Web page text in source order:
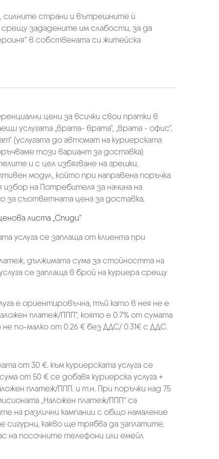
силните страни и вътрешните ѝ
зададените им слабости, за да
в собствената си житейска
цени за всички свои пратки в
услугата „врата- врата“, „врата - офис“,
(услугата до автомат на куриерската
този вариант за доставка)
и с цел избягване на грешки,
модул, който при направена поръчка
на Потребителя за начина на
за съответната цена за доставка.
листа „Спиди“
услуга се заплаща от клиента при
дължимата сума за стойността на
се заплаща в брой на куриера срещу
е ориентировъчна, тъй като в нея не е
платеж/ППП“, която е 0.7% от сумата
по-малко от 0.26 € без ДДС/ 0.31€ с ДДС.
от 30 €. към куриерската услуга се
от 50 € се добавя куриерска услуга +
платеж/ППП. и т.н. При поръчки над 75
„Наложен платеж/ППП“ са
на различни кампании с общо намаление
сигурни, какво ще трябва да заплатите,
на посочните телефони или емейл